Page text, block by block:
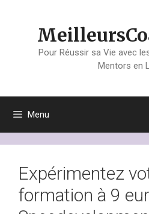
Pour Réussir sa Vie avec
Mentors en
Menu
Expérimentez
formation à 9